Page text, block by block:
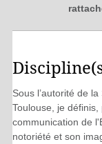
Sous l’autorité de
Toulouse, je
communication de
notoriété et son